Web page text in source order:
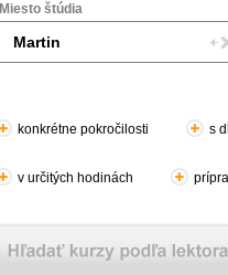
Miesto štúdia
konkrétne pokročilosti s
v určitých hodinách